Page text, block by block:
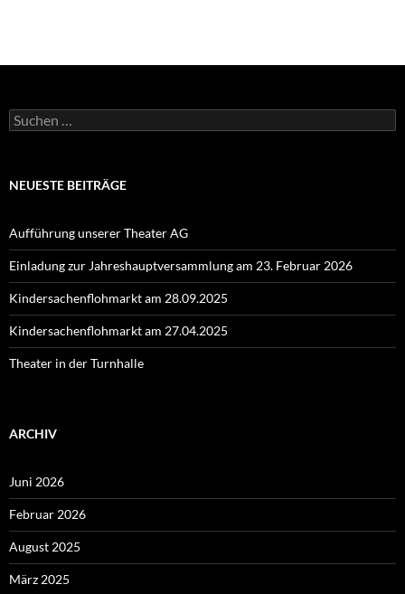
Suchen
nach:
NEUESTE BEITRÄGE
Aufführung unserer Theater AG
Einladung zur Jahreshauptversammlung am 23. Februar 2026
Kindersachenflohmarkt am 28.09.2025
Kindersachenflohmarkt am 27.04.2025
Theater in der Turnhalle
ARCHIV
Juni 2026
Februar 2026
August 2025
März 2025